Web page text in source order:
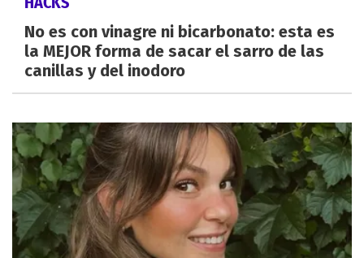
No es con vinagre ni bicarbonato: esta es
la MEJOR forma de sacar el sarro de las
canillas y del inodoro